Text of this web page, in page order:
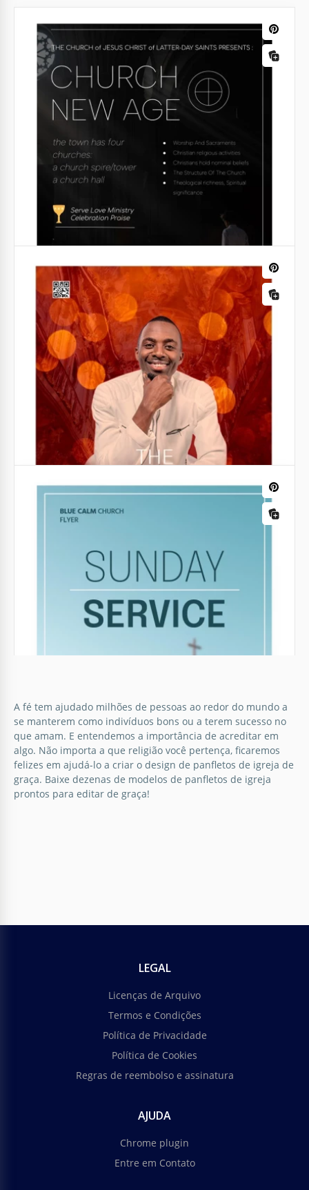
Culto de Adoração Significativo e
Sombrio Cartaz da Igreja
Nosso modelo de folheto de igreja para o Culto de
Folheto da Igreja de Deus.
A fé ajuda muitas pessoas a alcançarem seus
objetivos e a se manterem motivadas e honestas.
Mas algumas nem sequer sabem nada sobre
religião.
Inspirar tranquilidade e devoção com o nosso
A fé tem ajudado milhões de pessoas ao redor do mundo a
se manterem como indivíduos bons ou a terem sucesso no
que amam. E entendemos a importância de acreditar em
algo. Não importa a que religião você pertença, ficaremos
felizes em ajudá-lo a criar o design de panfletos de igreja de
graça. Baixe dezenas de modelos de panfletos de igreja
prontos para editar de graça!
LEGAL
Licenças de Arquivo
Termos e Condições
Política de Privacidade
Política de Cookies
Regras de reembolso e assinatura
AJUDA
Chrome plugin
Entre em Contato